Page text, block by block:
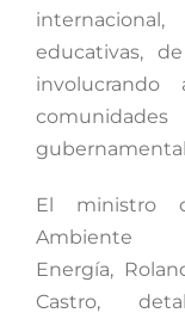
educativas,
El ministro
Ambiente
Energía,
Castro,